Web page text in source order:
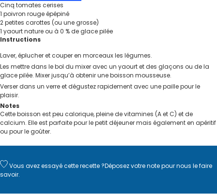
Cinq tomates cerises
1 poivron rouge épépiné
2petites carottes (ou une grosse)
1 yaourt nature ou à 0 % de glace pilée
Instructions
Laver, éplucher et couper en morceaux les légumes.
Les mettre dans le bol du mixer avec un yaourt et des glaçons ou de la
glace pilée. Mixer jusqu’à obtenir une boisson mousseuse.
Verser dans un verre et dégustez rapidement avec une paille pour le
plaisir.
Notes
Cette boisson est peu calorique, pleine de vitamines (A et C) et de
calcium. Elle est parfaite pour le petit déjeuner mais également en apéritif
ou pour le goûter.
Vous avez essayé cette recette ?Déposez votre notepour nous le faire
savoir.